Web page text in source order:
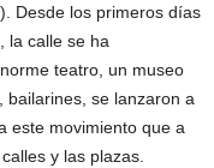
Desde los primeros días
la calle se ha
teatro, un museo
bailarines, se lanzaron a
este movimiento que a
y las plazas.